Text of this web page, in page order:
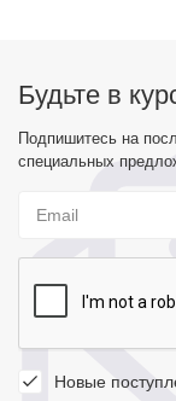
Будьте в
Подпишитесь на
специальных
Новые